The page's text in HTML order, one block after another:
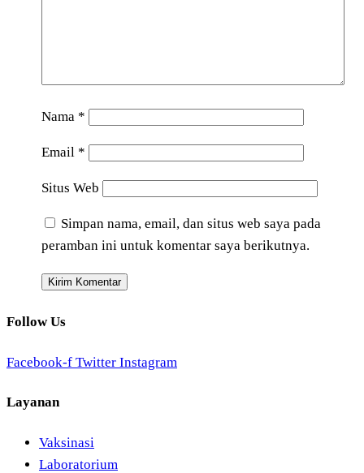
Nama *
Email *
Situs Web
Simpan nama, email, dan situs web saya pada
peramban ini untuk komentar saya berikutnya.
Follow Us
Facebook-f Twitter Instagram
Layanan
Vaksinasi
Laboratorium